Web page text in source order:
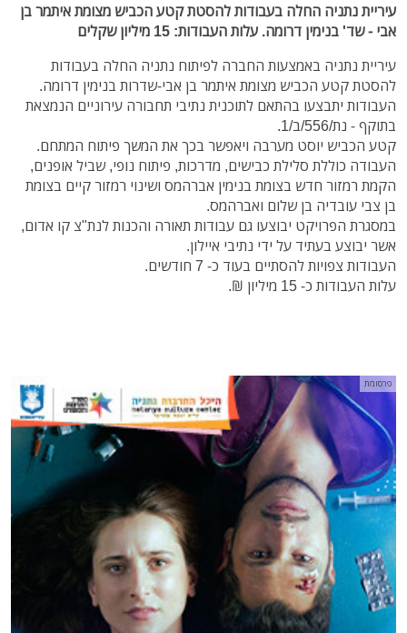
עיריית נתניה החלה בעבודות להסטת קטע הכביש מצומת איתמר בן
אבי - שד' בנימין דרומה. עלות העבודות: 15 מיליון שקלים
עיריית נתניה באמצעות החברה לפיתוח נתניה החלה בעבודות
להסטת קטע הכביש מצומת איתמר בן אבי-שדרות בנימין דרומה.
העבודות יתבצעו בהתאם לתוכנית נתיבי תחבורה עירוניים הנמצאת
בתוקף - נת/556/ב/1.
קטע הכביש יוסט מערבה ויאפשר בכך את המשך פיתוח המתחם.
העבודה כוללת סלילת כבישים, מדרכות, פיתוח נופי, שביל אופנים,
הקמת רמזור חדש בצומת בנימין אברהמס ושינוי רמזור קיים בצומת
בן צבי עובדיה בן שלום ואברהמס.
במסגרת הפרויקט יבוצעו גם עבודות תאורה והכנות לנת"צ קו אדום,
אשר יבוצע בעתיד על ידי נתיבי איילון.
העבודות צפויות להסתיים בעוד כ- 7 חודשים.
עלות העבודות כ- 15 מיליון ₪.
פרסומת